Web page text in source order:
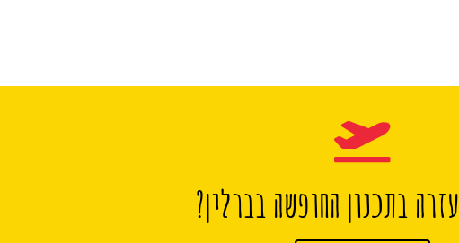
בתכנון החופשה בברלין?